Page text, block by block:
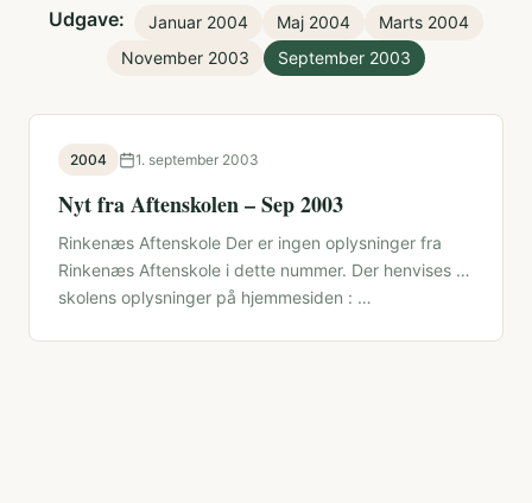
Udgave: Januar 2004 Maj 2004
Marts 2004
November 2003
September 2003
2004 1. september 2003
Nyt fra Aftenskolen – Sep 2003
Rinkenæs Aftenskole Der er ingen oplysninger fra
Rinkenæs Aftenskole i dette nummer. Der henvises til
skolens oplysninger på hjemmesiden : …